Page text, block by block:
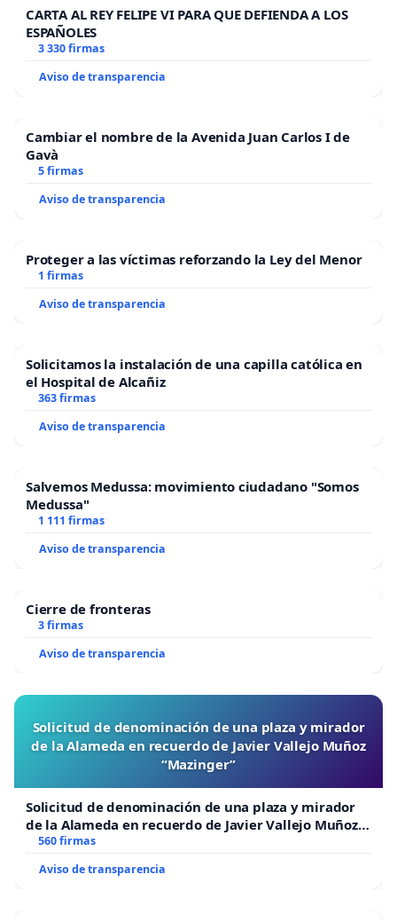
CARTA AL REY FELIPE VI PARA QUE DEFIENDA A LOS
ESPAÑOLES
3 330 firmas
Aviso de transparencia
Cambiar el nombre de la Avenida Juan Carlos I de
Gavà
5 firmas
Aviso de transparencia
Proteger a las víctimas reforzando la Ley del Menor
1 firmas
Aviso de transparencia
Solicitamos la instalación de una capilla católica en
el Hospital de Alcañiz
363 firmas
Aviso de transparencia
Salvemos Medussa: movimiento ciudadano "Somos
Medussa"
1 111 firmas
Aviso de transparencia
Cierre de fronteras
3 firmas
Aviso de transparencia
Solicitud de denominación de una plaza y mirador
de la Alameda en recuerdo de Javier Vallejo Muñoz
“Mazinger”
Solicitud de denominación de una plaza y mirador
de la Alameda en recuerdo de Javier Vallejo Muñoz
“Mazinger”
560 firmas
Aviso de transparencia